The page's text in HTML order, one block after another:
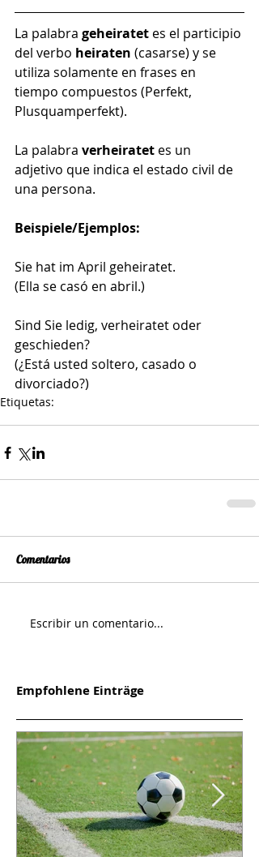
La palabra geheiratet es el participio
del verbo heiraten (casarse) y se
utiliza solamente en frases en
tiempo compuestos (Perfekt,
Plusquamperfekt).
La palabra verheiratet es un
adjetivo que indica el estado civil de
una persona.
Beispiele/Ejemplos:
Sie hat im April geheiratet.
(Ella se casó en abril.)
Sind Sie ledig, verheiratet oder
geschieden?
(¿Está usted soltero, casado o
divorciado?)
Etiquetas:
Comentarios
Escribir un comentario...
Empfohlene Einträge